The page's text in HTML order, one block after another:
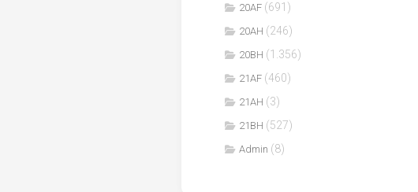
20AF (691)
20AH (246)
20BH (1.356)
21AF (460)
21AH (3)
21BH (527)
Admin (8)